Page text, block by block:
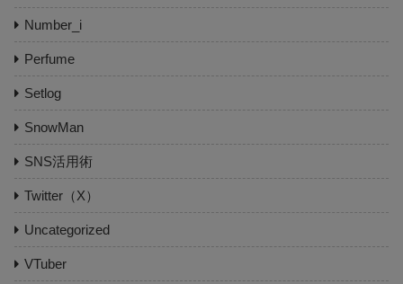
Number_i
Perfume
Setlog
SnowMan
SNS活用術
Twitter（X）
Uncategorized
VTuber